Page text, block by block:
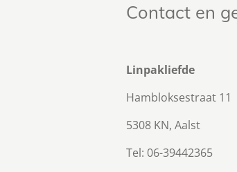
Contact en
Linpakliefde
Hambloksestraat 11
5308 KN, Aalst
Tel: 06-39442365